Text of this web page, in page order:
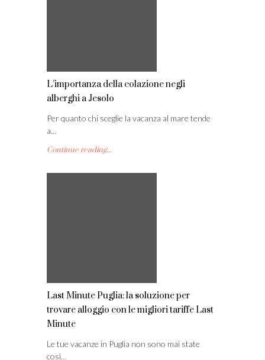
L’importanza della colazione negli
alberghi a Jesolo
Per quanto chi sceglie la vacanza al mare tende
a…
Continue reading...
Last Minute Puglia: la soluzione per
trovare alloggio con le migliori tariffe Last
Minute
Le tue vacanze in Puglia non sono mai state
così…